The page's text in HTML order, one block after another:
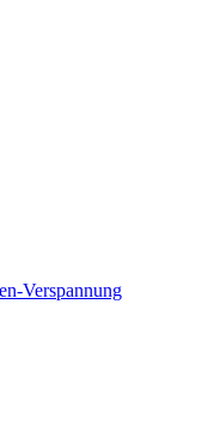
Verspannung